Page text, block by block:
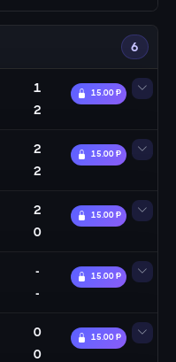
6
1
2
15.00 Ᵽ
2
2
15.00 Ᵽ
2
0
15.00 Ᵽ
-
-
15.00 Ᵽ
0
0
15.00 Ᵽ